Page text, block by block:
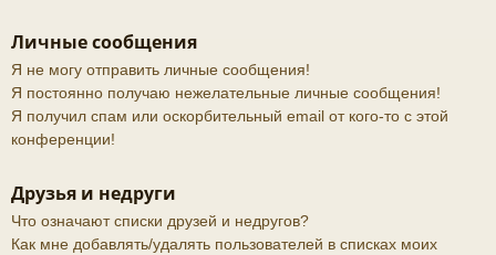
Личные сообщения
Я не могу отправить личные сообщения!
Я постоянно получаю нежелательные личные сообщения!
Я получил спам или оскорбительный email от кого-то с этой
конференции!
Друзья и недруги
Что означают списки друзей и недругов?
Как мне добавлять/удалять пользователей в списках моих